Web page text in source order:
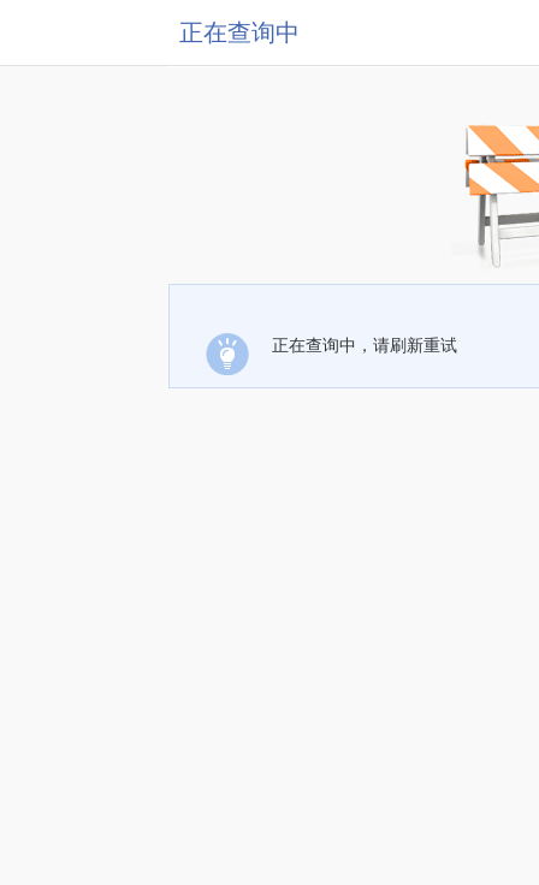
正在查询中
正在查询中，请刷新重试